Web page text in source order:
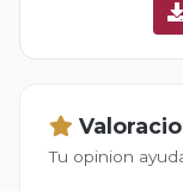
Tu opinion